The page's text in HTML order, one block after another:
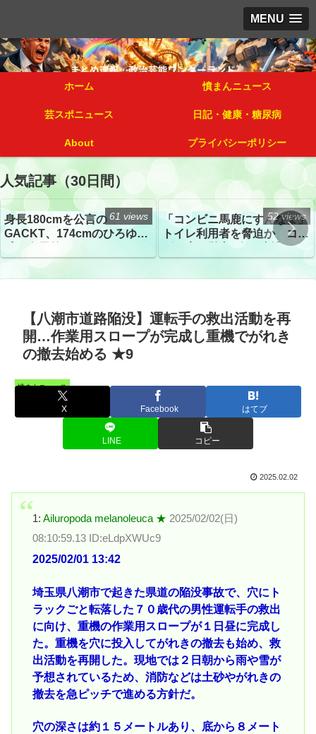
MENU
ホーム 憤まんニュース
芸スポニュース 日記・健康・糖尿病
About プライバシーポリシー
人気記事（30日間）
身長180cmを公言の
GACKT、174cmのひろゆき
トざわつき イベントでの写
真が話題
61 views
「コンビニ馬鹿にすんなよ」
トイレ利用者を脅迫か コン
52 views
【八潮市道路陥没】運転手の救出活動を再
開…作業用スロープが完成し重機でがれき
の撤去始める ★9
憤まんニュース
X Facebook はてブ
LINE コピー
2025.02.02
1: Ailuropoda melanoleuca ★ 2025/02/02(日)
08:10:59.13 ID:eLdpXWUc9
2025/02/01 13:42
埼玉県八潮市で起きた県道の陥没事故で、穴にト
ラックごと転落した７０歳代の男性運転手の救出
に向け、重機の作業用スロープが１日昼に完成し
た。重機を穴に投入してがれきの撤去も始め、救
出活動を再開した。現地では２日朝から雨や雪が
予想されているため、消防などは土砂やがれきの
撤去を急ピッチで進める方針だ。
穴の深さは約１５メートルあり、底から８メート